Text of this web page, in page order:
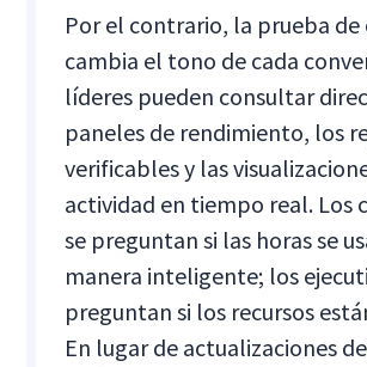
Por el contrario, la prueba de
cambia el tono de cada
líderes pueden consultar
paneles de rendimiento, los
verificables y las
actividad en tiempo real. Los
se preguntan si las horas se
manera inteligente; los
preguntan si los recursos
En lugar de actualizaciones